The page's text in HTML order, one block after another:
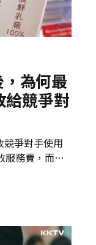
為何最
給競爭對
競爭對手使用
服務費，而是
生態主權。
敏感的防